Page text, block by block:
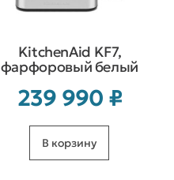
KitchenAid KF7,
фарфоровый белый
239 990 ₽
В корзину